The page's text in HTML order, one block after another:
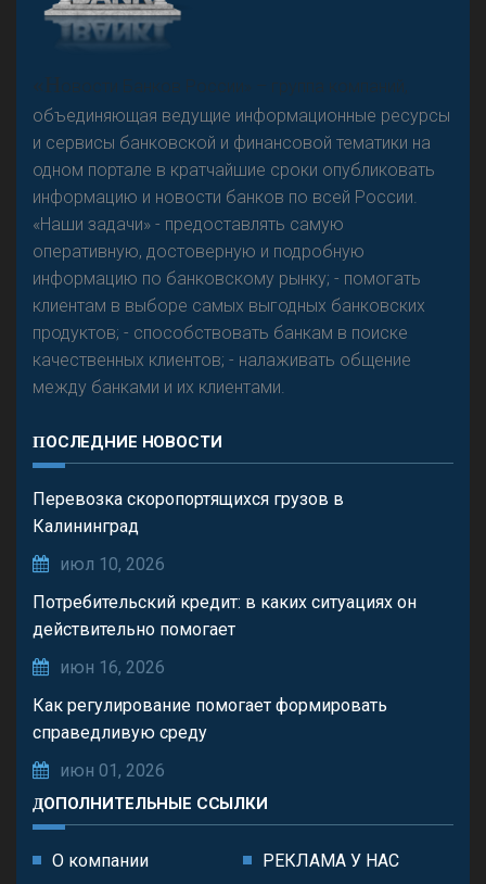
«Н
овости Банков России» – группа компаний,
объединяющая ведущие информационные ресурсы
и сервисы банковской и финансовой тематики на
одном портале в кратчайшие сроки опубликовать
информацию и новости банков по всей России.
«Наши задачи» - предоставлять самую
оперативную, достоверную и подробную
информацию по банковскому рынку; - помогать
клиентам в выборе самых выгодных банковских
продуктов; - способствовать банкам в поиске
качественных клиентов; - налаживать общение
между банками и их клиентами.
ПОСЛЕДНИЕ НОВОСТИ
Перевозка скоропортящихся грузов в
Калининград
июл 10, 2026
Потребительский кредит: в каких ситуациях он
действительно помогает
июн 16, 2026
Как регулирование помогает формировать
справедливую среду
июн 01, 2026
ДОПОЛНИТЕЛЬНЫЕ ССЫЛКИ
О компании РЕКЛАМА У НАС